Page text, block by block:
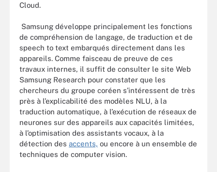
Cloud.
Samsung développe principalement les fonctions
de compréhension de langage, de traduction et de
speech to text embarqués directement dans les
appareils. Comme faisceau de preuve de ces
travaux internes, il suffit de consulter le site Web
Samsung Research pour constater que les
chercheurs du groupe coréen s’intéressent de très
près à l’explicabilité des modèles NLU, à la
traduction automatique, à l’exécution de réseaux de
neurones sur des appareils aux capacités limitées,
à l’optimisation des assistants vocaux, à la
détection des accents, ou encore à un ensemble de
techniques de computer vision.